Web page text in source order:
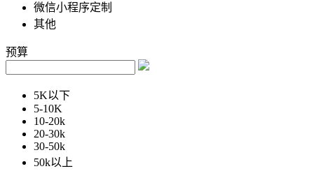
微信小程序定制
其他
预算
5K以下
5-10K
10-20k
20-30k
30-50k
50k以上